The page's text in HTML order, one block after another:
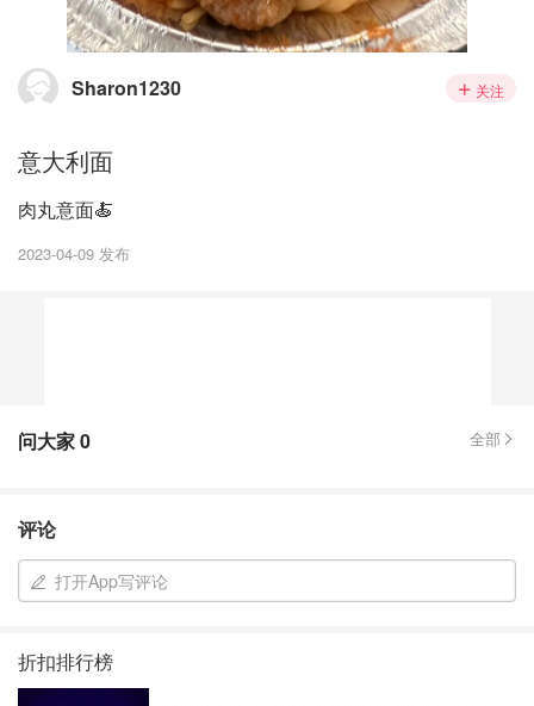
Sharon1230 关注
意大利面
肉丸意面🍝
2023-04-09 发布
问大家0 全部
评论
打开App写评论
折扣排行榜